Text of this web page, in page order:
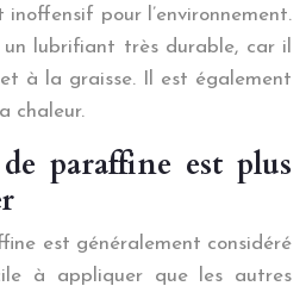
pour l’environnement.
un lubrifiant très durable, car il
et à la graisse. Il est également
chaleur.
paraffine est plus
est généralement considéré
à appliquer que les autres